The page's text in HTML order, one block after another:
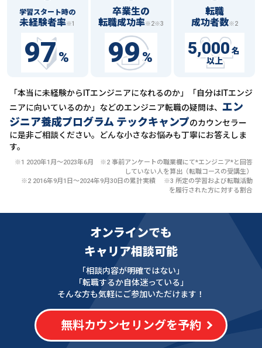
学習スタート時の
未経験者率※1
97%
卒業生の
転職成功率※2※3
99%
転職
成功者数※2
5,000 名
以上
「本当に未経験からITエンジニアになれるのか」「自分はITエンジ
ニアに向いているのか」などのエンジニア転職の疑問は、 エン
ジニア養成プログラム テックキャンプのカウンセラー
に是非ご相談ください。どんな小さなお悩みも丁寧にお答えしま
す。
※1 2020年1月〜2023年6月 ※2 事前アンケートの職業欄にて*エンジニア*と回答
していない人を算出（転職コースの受講生）
※2 2016年9月1日〜2024年9月30日の累計実績 ※3 所定の学習および転職活動
を履行された方に対する割合
オンラインでも
キャリア相談可能
「相談内容が明確ではない」
「転職するか自体迷っている」
そんな方も気軽にご参加いただけます！
無料カウンセリングを予約